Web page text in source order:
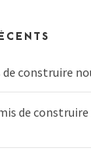
construire
de